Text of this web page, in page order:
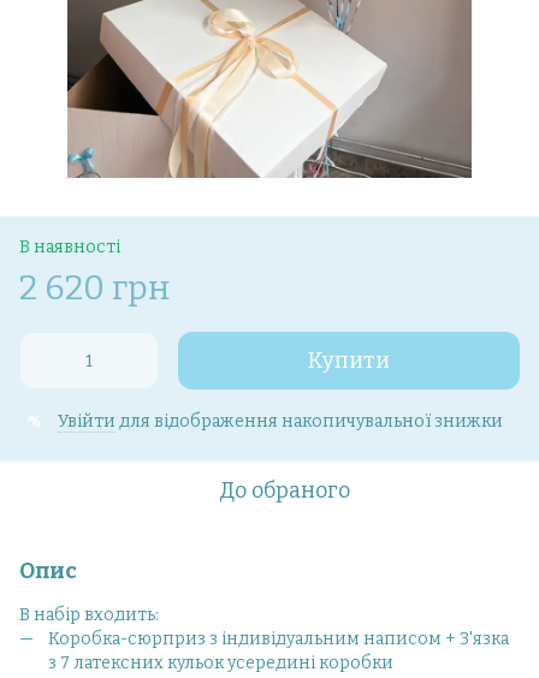
В наявності
2 620 грн
Купити
% Увійти для відображення накопичувальної знижки
До обраного
Опис
В набір входить:
Коробка-сюрприз з індивідуальним написом + З'язка
з 7 латексних кульок усередині коробки